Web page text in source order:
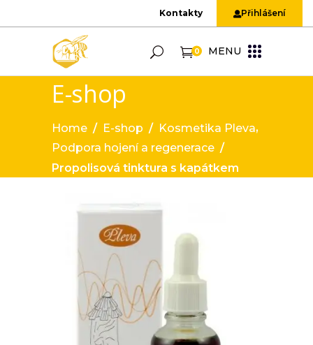
Kontakty Přihlášení
0 MENU
E-shop
Home / E-shop / Kosmetika Pleva,
Podpora hojení a regenerace /
Propolisová tinktura s kapátkem